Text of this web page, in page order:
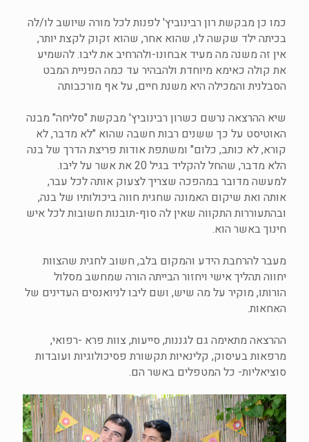
כמו כן מבקשת רון רבינוביץ' לפנות לכל מורה שיושב לו/לה
בכיתה ילד שקשה לו, שהוא אחר, שהוא זקוק לקצת יותר,
אין זה משנה מה מעיד אבחונו-ולהרחיב את ליבו. להשמיע
את קולה כאימא מיוחדת ולהבהיר עד כמה הפניית המבט
הסבלנית והמכילה היא משנת חיים, על אף מורכבותה
שיא ההרצאה נרשם כשרון רבינוביץ' מבקשת "סליחה" מבנה
האוטיסט על כך ששנים רבות חשבה שהוא "לא מדבר, לא
קורא, לא כותב, כלום" ומשתפת אודות פריצת הדרך של בנה
הלא מדבר, שהחל להקליד בגיל 20 את אשר על ליבו.
למעשה מדובר במהפכה שצריך לצעוק אותה לכל עבר,
אותה ואת שיקום האמונה שחגית חווה ביכולותיו של בנה,
ובהתעוררות התקווה שאין לה סוף-תובנות חשובות לכל איש
חינוך באשר הוא.
מעבר להרחבת הידע והמקום בלב, חשוב לחגית שהצוות
יחווה תהליך אישי ויחזור הבייתה הורה שמחשב מסלול
הורותו, מוקיר על מה שיש, ושם ליבו לניואנסים העדינים של
האחאות.
ההרצאה מתאימה גם לגננות, סייעות, צוות פרא -רפואי,
מרפאות בעיסוק, קלינאיות תקשורת פסיכולוגיות ועובדות
סוציאליות- כל המטפלים באשר הם.